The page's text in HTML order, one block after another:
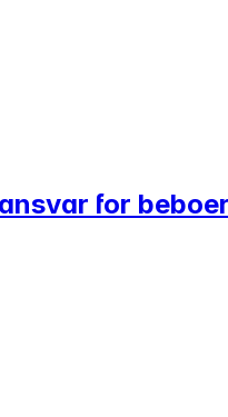
for